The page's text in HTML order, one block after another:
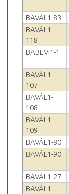
BAVÁL1-83
BAVÁL1-
118
BABEVI1-1
BAVÁL1-
107
BAVÁL1-
108
BAVÁL1-
109
BAVÁL1-80
BAVÁL1-90
BAVÁL1-27
BAVÁL1-